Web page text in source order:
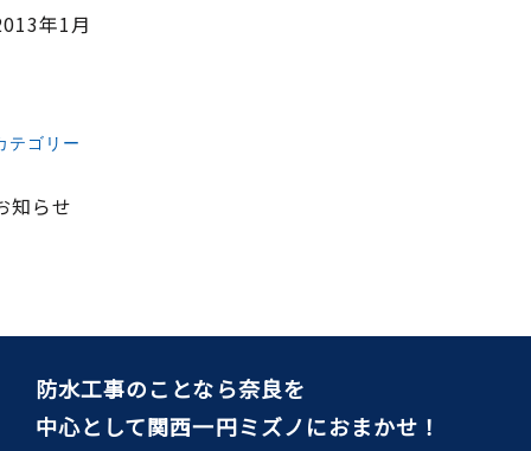
年1月
テゴリー
知らせ
防水工事のことなら奈良を
中心として関西一円ミズノにおまかせ！